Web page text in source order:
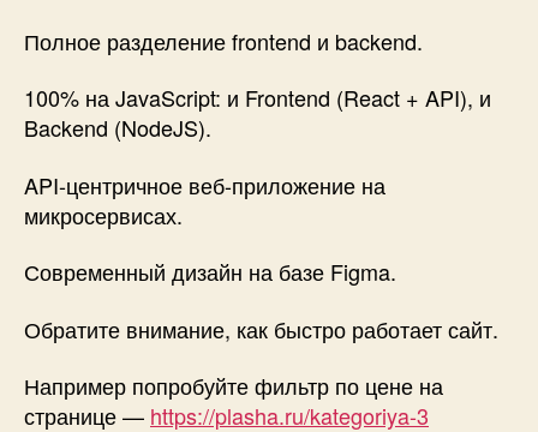
Полное разделение frontend и backend.
100% на JavaScript: и Frontend (React + API), и
Backend (NodeJS).
API-центричное веб-приложение на
микросервисах.
Современный дизайн на базе Figma.
Обратите внимание, как быстро работает сайт.
Например попробуйте фильтр по цене на
странице — https://plasha.ru/kategoriya-3